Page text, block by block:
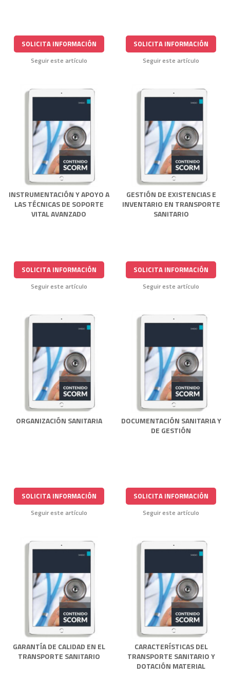
SOLICITA INFORMACIÓN
Seguir este artículo
SOLICITA INFORMACIÓN
Seguir este artículo
INSTRUMENTACIÓN Y APOYO A
LAS TÉCNICAS DE SOPORTE
VITAL AVANZADO
SOLICITA INFORMACIÓN
Seguir este artículo
GESTIÓN DE EXISTENCIAS E
INVENTARIO EN TRANSPORTE
SANITARIO
SOLICITA INFORMACIÓN
Seguir este artículo
ORGANIZACIÓN SANITARIA
SOLICITA INFORMACIÓN
Seguir este artículo
DOCUMENTACIÓN SANITARIA Y
DE GESTIÓN
SOLICITA INFORMACIÓN
Seguir este artículo
GARANTÍA DE CALIDAD EN EL
TRANSPORTE SANITARIO
CARACTERÍSTICAS DEL
TRANSPORTE SANITARIO Y
DOTACIÓN MATERIAL